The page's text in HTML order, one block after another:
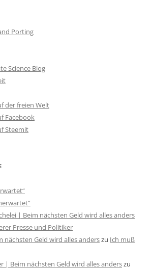
Porting
Science Blog
der freien Welt
Facebook
Steemit
| Beim nächsten Geld wird alles anders
Presse und Politiker
nächsten Geld wird alles anderszu Ich muß
| Beim nächsten Geld wird alles anderszu